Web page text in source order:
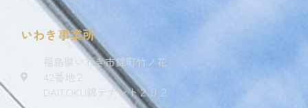
いわき事業所
福島県いわき市錦町竹ノ花
42番地２
DAITOKU錦テナント２０２